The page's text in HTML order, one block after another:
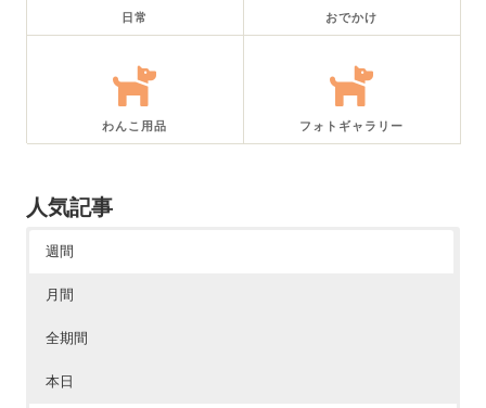
日常 おでかけ
わんこ用品 フォトギャラリー
人気記事
週間
月間
全期間
本日